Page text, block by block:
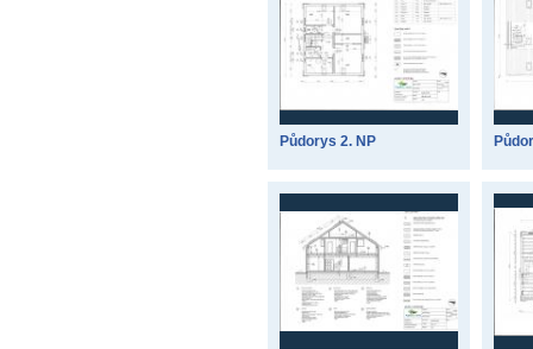
Půdorys 2. NP